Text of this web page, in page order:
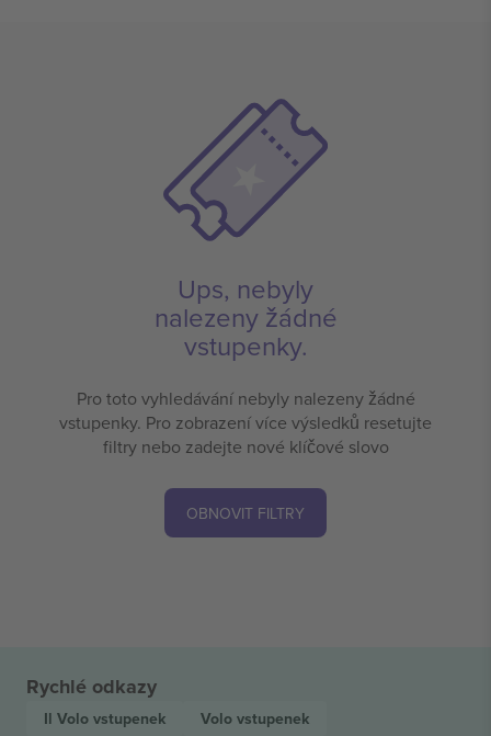
Ups, nebyly
nalezeny žádné
vstupenky.
Pro toto vyhledávání nebyly nalezeny žádné
vstupenky. Pro zobrazení více výsledků resetujte
filtry nebo zadejte nové klíčové slovo
OBNOVIT FILTRY
Rychlé odkazy
Il Volo vstupenek Volo vstupenek